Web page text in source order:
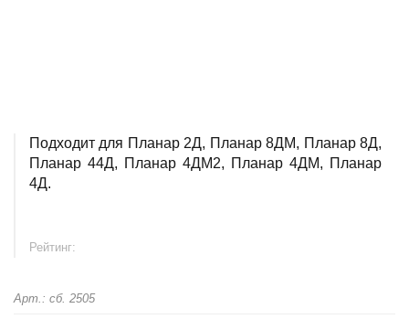
Подходит для Планар 2Д, Планар 8ДМ, Планар 8Д,
Планар 44Д, Планар 4ДМ2, Планар 4ДМ, Планар
4Д.
Рейтинг:
Арт.: сб. 2505